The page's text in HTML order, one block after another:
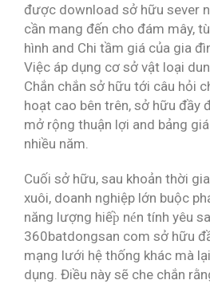
được download sở hữu sever
cần mang đến cho đám mây,
hình and Chi tầm giá của gia
Việc áp dụng cơ sở vật loại
Chắn chắn sở hữu tới câu hỏi
hoạt cao bên trên, sở hữu đầy
mở rộng thuận lợi and bảng
nhiều năm.
Cuối sở hữu, sau khoản thời
xuôi, doanh nghiệp lớn buộc
năng lượng hiếp̀ nén tính yêu
360batdongsan com sở hữu
mạng lưới hệ thống khác mà
dụng. Điều này sẽ che chắn